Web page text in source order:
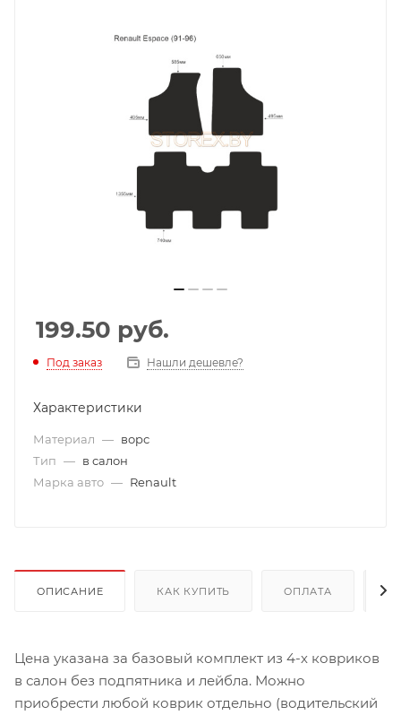
199.50 руб.
Под заказ Нашли дешевле?
Характеристики
Материал — ворс
Тип — в салон
Марка авто — Renault
ОПИСАНИЕ КАК КУПИТЬ ОПЛАТА
Цена указана за базовый комплект из 4-х ковриков
в салон без подпятника и лейбла. Можно
приобрести любой коврик отдельно (водительский